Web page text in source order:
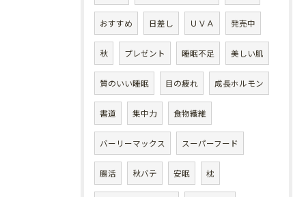
おすすめ 日差し ＵＶＡ 発売中
秋 プレゼント 睡眠不足 美しい肌
質のいい睡眠 目の疲れ 成長ホルモン
書道 集中力 食物繊維
バーリーマックス スーパーフード
腸活 秋バテ 安眠 枕